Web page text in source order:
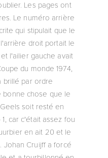
Les pages ont
Le numéro arrière
qui stipulait que le
droit portait le
l'ailier gauche avait
du monde 1974,
brillé par ordre
bonne chose que le
soit resté en
car c'était assez fou
en ait 20 et le
Johan Cruijff a forcé